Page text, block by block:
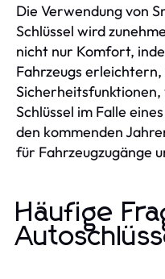
Die Verwendung von
Schlüssel wird
nicht nur Komfort,
Fahrzeugs
Schlüssel im Falle
den kommenden
für Fahrzeugzugänge
Häufige